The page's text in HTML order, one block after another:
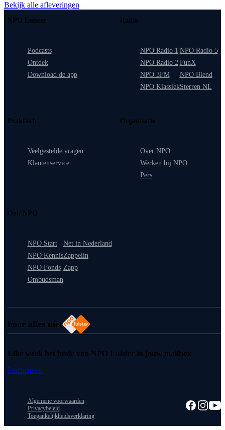
Bekijk alle afleveringen
hoor alles met
NPO Luister
Podcasts
Ontdek
Download de app
Radio
NPO Radio 1
NPO Radio 2
NPO 3FM
NPO Klassiek
NPO Radio 5
FunX
NPO Blend
Sterren NL
Praktisch
Veelgestelde vragen
Klantenservice
Organisatie
Over NPO
Werken bij NPO
Pers
Ook NPO
NPO Start
NPO Kennis
NPO Fonds
Ombudsman
Net in Nederland
Zappelin
Zapp
Elke week het beste van NPO Luister in jouw mailbox
Inschrijven
Algemene voorwaarden
Privacybeleid
Toegankelijkheidsverklaring